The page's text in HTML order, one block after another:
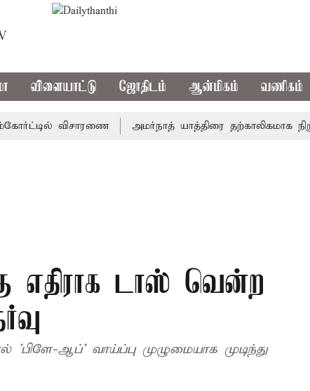
விளையாட்டு ஜோதிடம் ஆன்மிகம் வணிகம்
விசாரணை அமர்நாத் யாத்திரை தற்காலிகமாக நிறுத்தம்
எதிராக டாஸ் வென்ற
ஆப்' வாய்ப்பு முழுமையாக முடிந்து